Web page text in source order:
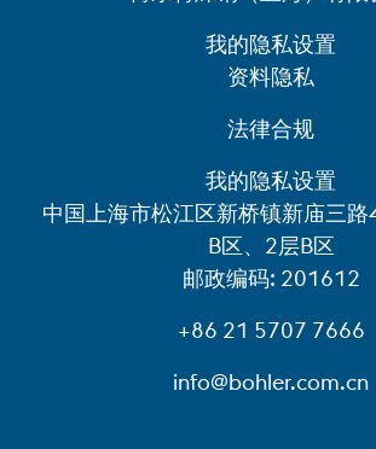
我的隐私设置
资料隐私
法律合规
我的隐私设置
中国上海市松江区新桥镇新庙三
B区、2层B区
邮政编码: 201612
+86 21 5707 7666
info@bohler.com.cn